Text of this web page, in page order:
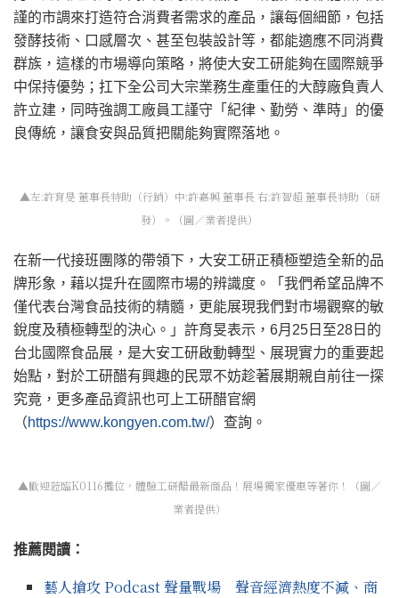
謹的市調來打造符合消費者需求的產品，讓每個細節，包括
發酵技術、口感層次、甚至包裝設計等，都能適應不同消費
群族，這樣的市場導向策略，將使大安工研能夠在國際競爭
中保持優勢；扛下全公司大宗業務生產重任的大醇廠負責人
許立建，同時強調工廠員工謹守「紀律、勤勞、準時」的優
良傳統，讓食安與品質把關能夠實際落地。
▲左:許育旻 董事長特助（行銷）中:許嘉興 董事長 右:許智超 董事長特助（研
發）。（圖／業者提供）
在新一代接班團隊的帶領下，大安工研正積極塑造全新的品
牌形象，藉以提升在國際市場的辨識度。「我們希望品牌不
僅代表台灣食品技術的精髓，更能展現我們對市場觀察的敏
銳度及積極轉型的決心。」許育旻表示，6月25日至28日的
台北國際食品展，是大安工研啟動轉型、展現實力的重要起
始點，對於工研醋有興趣的民眾不妨趁著展期親自前往一探
究竟，更多產品資訊也可上工研醋官網
（https://www.kongyen.com.tw/）查詢。
▲歡迎蒞臨K0116攤位，體驗工研醋最新商品！展場獨家優惠等著你！（圖／
業者提供）
推薦閱讀：
藝人搶攻 Podcast 聲量戰場 聲音經濟熱度不減、商